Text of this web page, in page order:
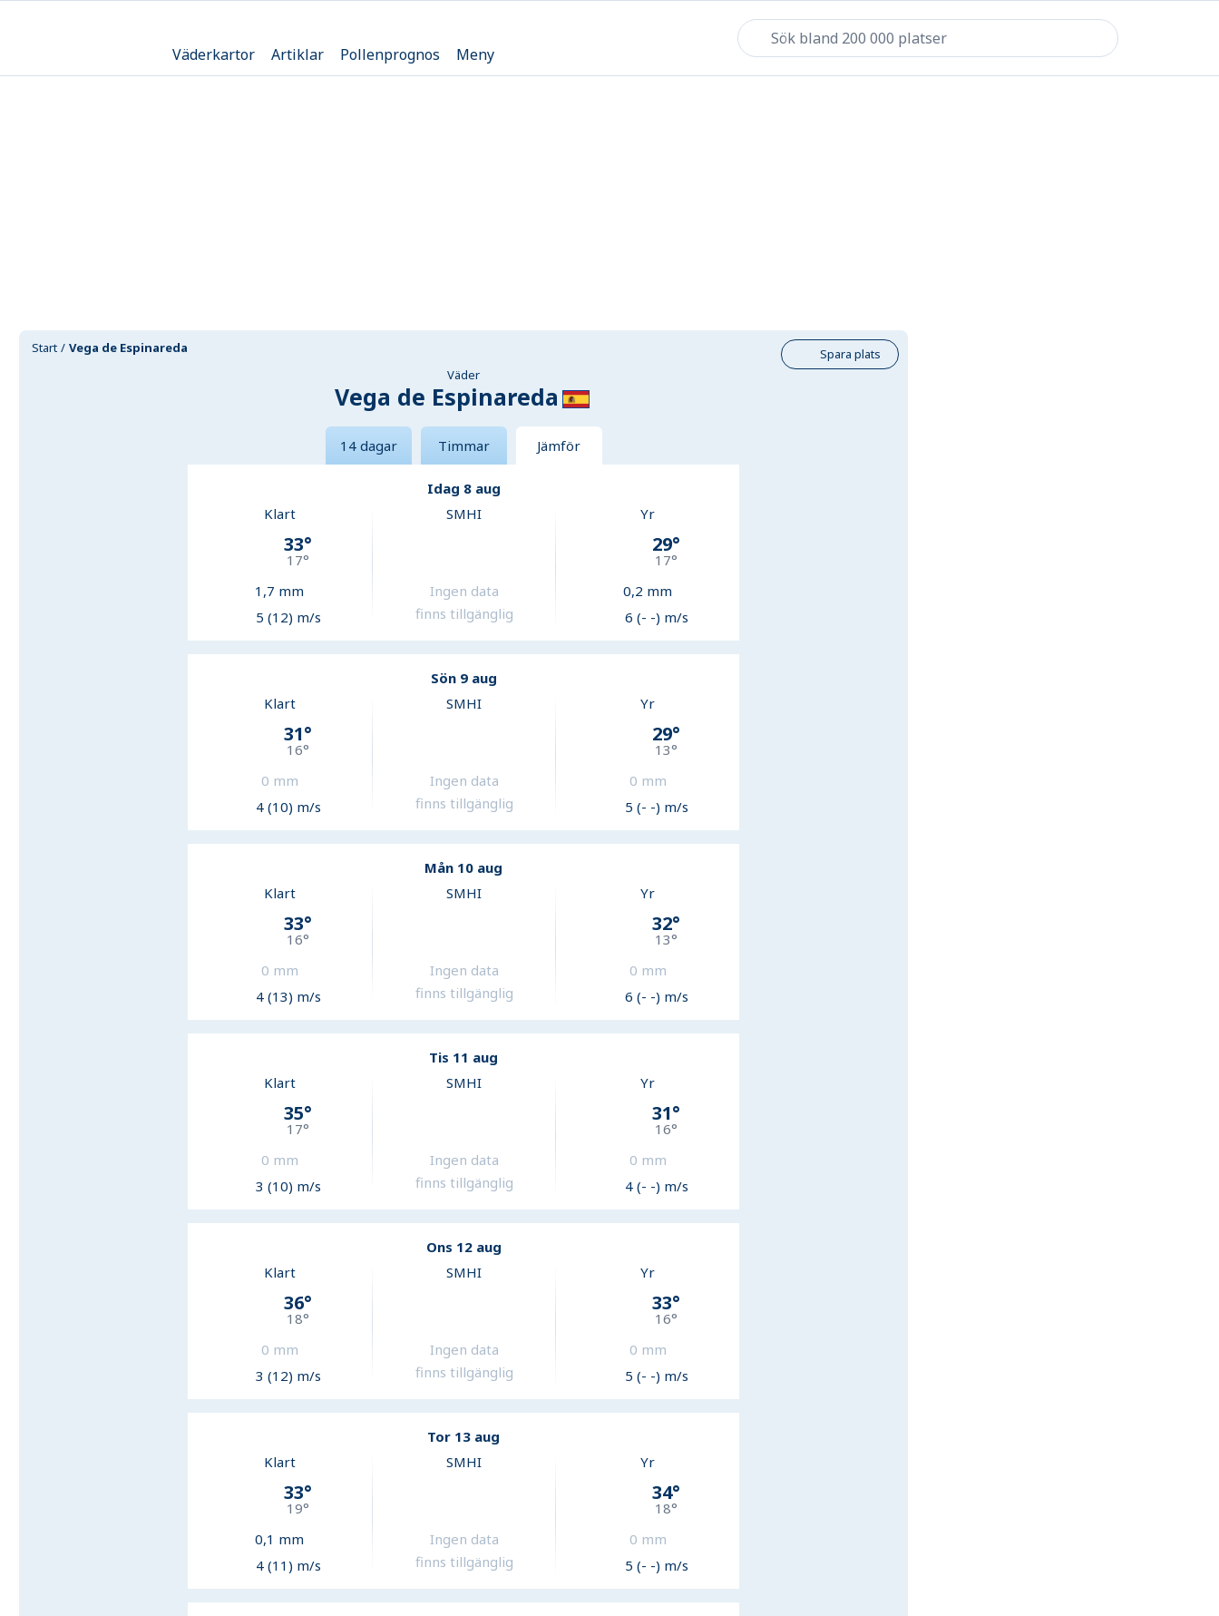
Väderkartor Artiklar Pollenprognos Meny
Start Vega de Espinareda
Spara plats
Väder
Vega de Espinareda
14 dagar Timmar Jämför
Idag 8 aug
Klart
33°
17°
1,7 mm
5 (12) m/s
SMHI
Ingen data
finns tillgänglig
Yr
29°
17°
0,2 mm
6 (- -) m/s
Sön 9 aug
Klart
31°
16°
0 mm
4 (10) m/s
SMHI
Ingen data
finns tillgänglig
Yr
29°
13°
0 mm
5 (- -) m/s
Mån 10 aug
Klart
33°
16°
0 mm
4 (13) m/s
SMHI
Ingen data
finns tillgänglig
Yr
32°
13°
0 mm
6 (- -) m/s
Tis 11 aug
Klart
35°
17°
0 mm
3 (10) m/s
SMHI
Ingen data
finns tillgänglig
Yr
31°
16°
0 mm
4 (- -) m/s
Ons 12 aug
Klart
36°
18°
0 mm
3 (12) m/s
SMHI
Ingen data
finns tillgänglig
Yr
33°
16°
0 mm
5 (- -) m/s
Tor 13 aug
Klart
33°
19°
0,1 mm
4 (11) m/s
SMHI
Ingen data
finns tillgänglig
Yr
34°
18°
0 mm
5 (- -) m/s